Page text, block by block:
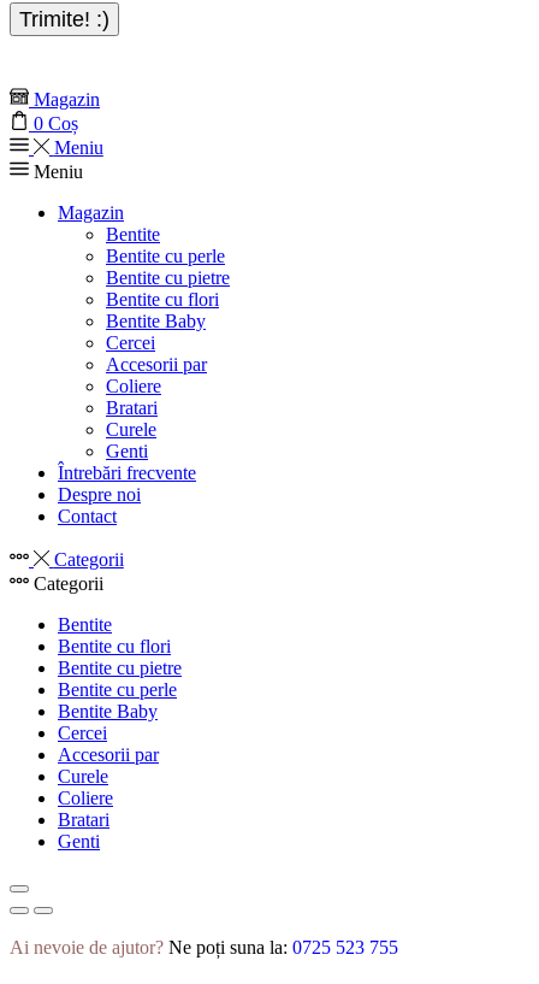
Magazin
0 Coș
Meniu
Meniu
Magazin
Bentite
Bentite cu perle
Bentite cu pietre
Bentite cu flori
Bentite Baby
Cercei
Accesorii par
Coliere
Bratari
Curele
Genti
Întrebări frecvente
Despre noi
Contact
Categorii
Categorii
Bentite
Bentite cu flori
Bentite cu pietre
Bentite cu perle
Bentite Baby
Cercei
Accesorii par
Curele
Coliere
Bratari
Genti
Ai nevoie de ajutor? Ne poți suna la: 0725 523 755